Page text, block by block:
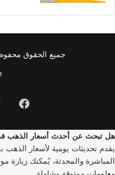
جميع الحقوق محفوظة © 2024 - لموقع
هل تبحث عن أحدث أسعار الذهب
يقدم تحديثات يومية لأسعار الذهب
المباشرة والمحدثة، يُمكنك زيارة